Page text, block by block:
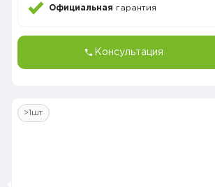
Официальная гарантия
Консультация
>1шт